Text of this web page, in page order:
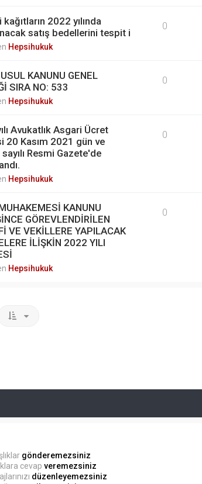
2022 yılında
satış bedellerini tespit i
Hepsihukuk
0
KANUNU GENEL
SIRA NO: 533
Hepsihukuk
0
Avukatlık Asgari Ücret
20 Kasım 2021 gün ve
Resmi Gazete'de
Hepsihukuk
0
KANUNU
GÖREVLENDİRİLEN
VE VEKİLLERE YAPILACAK
İLİŞKİN 2022 YILI
Hepsihukuk
0
gönderemezsiniz
cevap veremezsiniz
düzenleyemezsiniz